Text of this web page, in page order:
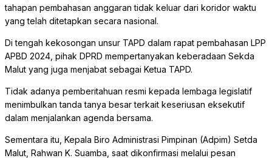
tahapan pembahasan anggaran tidak keluar dari koridor waktu
yang telah ditetapkan secara nasional.
Di tengah kekosongan unsur TAPD dalam rapat pembahasan LPP
APBD 2024, pihak DPRD mempertanyakan keberadaan Sekda
Malut yang juga menjabat sebagai Ketua TAPD.
Tidak adanya pemberitahuan resmi kepada lembaga legislatif
menimbulkan tanda tanya besar terkait keseriusan eksekutif
dalam menjalankan agenda bersama.
Sementara itu, Kepala Biro Administrasi Pimpinan (Adpim) Setda
Malut, Rahwan K. Suamba, saat dikonfirmasi melalui pesan